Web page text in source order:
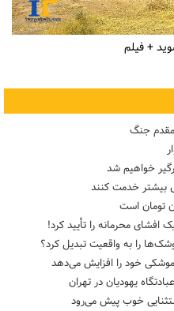
+ فیلم
مقدم جنگ
خواهیم شد
بیشتر خدمت کنند
افشای محرمانه را تأیید کرد!
را به واقعیت تبدیل کرد؟
خود را افزایش می‌دهد
خوب پیش می‌رود